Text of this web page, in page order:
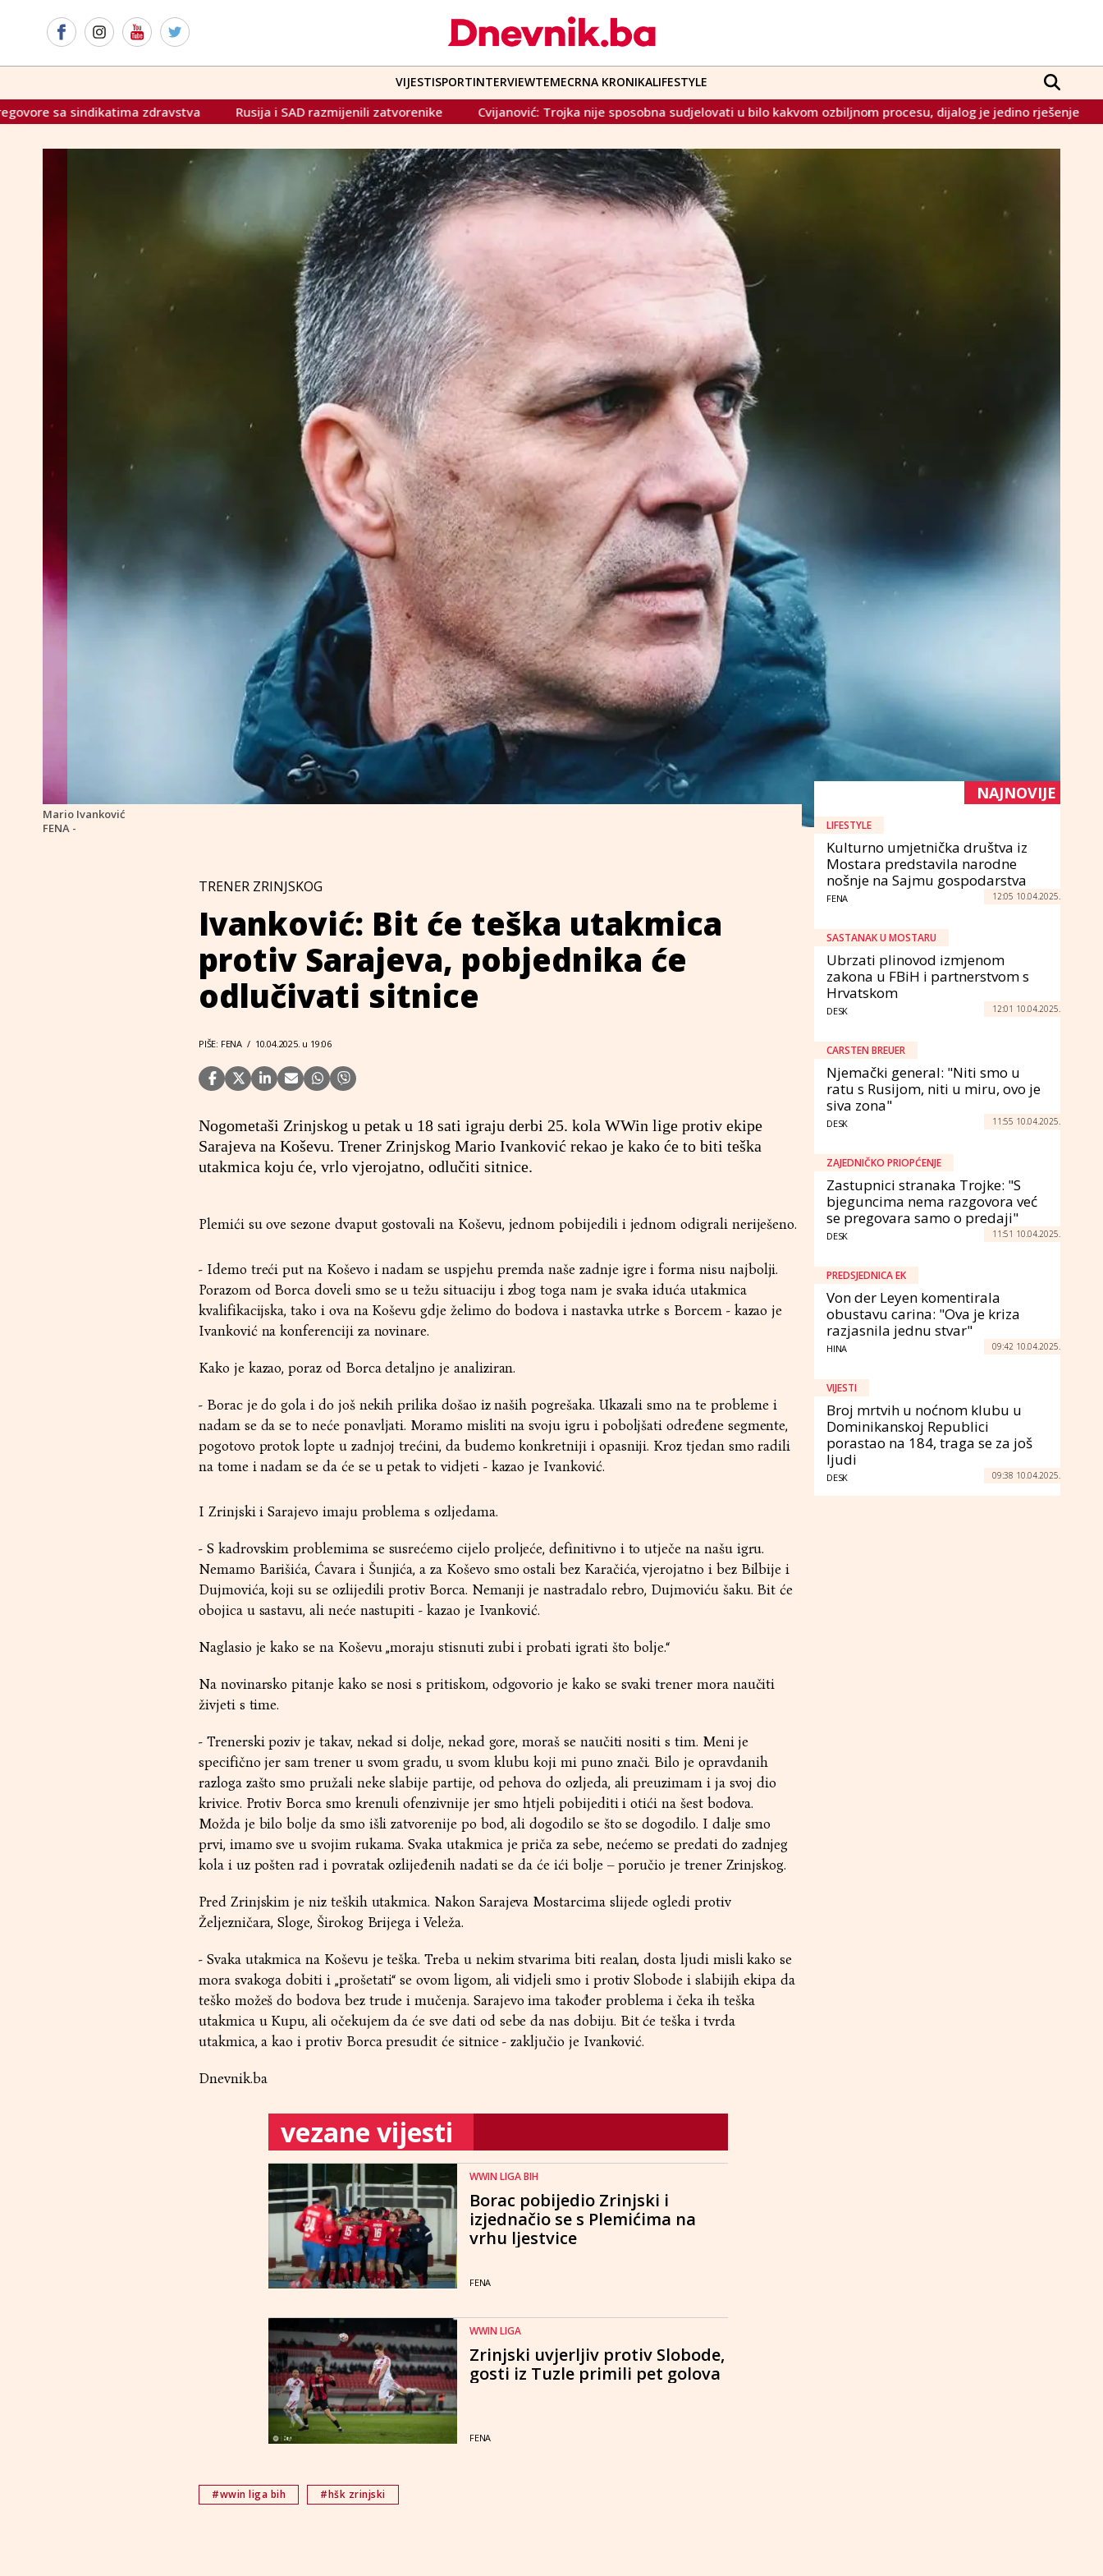
VIJESTISPORTINTERVIEWTEMECRNA KRONIKALIFESTYLE
Rusija i SAD razmijenili zatvorenike Cvijanović: Trojka nije sposobna sudjelovati u bilo kakvom ozbiljnom procesu, dijalog je jedino rješenje Vulin: Јedino rješenje
Mario Ivanković
FENA -
TRENER ZRINJSKOG
Ivanković: Bit će teška utakmica
protiv Sarajeva, pobjednika će
odlučivati sitnice
PIŠE: FENA / 10.04.2025. u 19:06
Nogometaši Zrinjskog u petak u 18 sati igraju derbi 25. kola WWin lige protiv ekipe
Sarajeva na Koševu. Trener Zrinjskog Mario Ivanković rekao je kako će to biti teška
utakmica koju će, vrlo vjerojatno, odlučiti sitnice.
Plemići su ove sezone dvaput gostovali na Koševu, jednom pobijedili i jednom odigrali neriješeno.
- Idemo treći put na Koševo i nadam se uspjehu premda naše zadnje igre i forma nisu najbolji.
Porazom od Borca doveli smo se u težu situaciju i zbog toga nam je svaka iduća utakmica
kvalifikacijska, tako i ova na Koševu gdje želimo do bodova i nastavka utrke s Borcem - kazao je
Ivanković na konferenciji za novinare.
Kako je kazao, poraz od Borca detaljno je analiziran.
- Borac je do gola i do još nekih prilika došao iz naših pogrešaka. Ukazali smo na te probleme i
nadam se da se to neće ponavljati. Moramo misliti na svoju igru i poboljšati određene segmente,
pogotovo protok lopte u zadnjoj trećini, da budemo konkretniji i opasniji. Kroz tjedan smo radili
na tome i nadam se da će se u petak to vidjeti - kazao je Ivanković.
I Zrinjski i Sarajevo imaju problema s ozljedama.
- S kadrovskim problemima se susrećemo cijelo proljeće, definitivno i to utječe na našu igru.
Nemamo Barišića, Ćavara i Šunjića, a za Koševo smo ostali bez Karačića, vjerojatno i bez Bilbije i
Dujmovića, koji su se ozlijedili protiv Borca. Nemanji je nastradalo rebro, Dujmoviću šaku. Bit će
obojica u sastavu, ali neće nastupiti - kazao je Ivanković.
Naglasio je kako se na Koševu „moraju stisnuti zubi i probati igrati što bolje.“
Na novinarsko pitanje kako se nosi s pritiskom, odgovorio je kako se svaki trener mora naučiti
živjeti s time.
- Trenerski poziv je takav, nekad si dolje, nekad gore, moraš se naučiti nositi s tim. Meni je
specifično jer sam trener u svom gradu, u svom klubu koji mi puno znači. Bilo je opravdanih
razloga zašto smo pružali neke slabije partije, od pehova do ozljeda, ali preuzimam i ja svoj dio
krivice. Protiv Borca smo krenuli ofenzivnije jer smo htjeli pobijediti i otići na šest bodova.
Možda je bilo bolje da smo išli zatvorenije po bod, ali dogodilo se što se dogodilo. I dalje smo
prvi, imamo sve u svojim rukama. Svaka utakmica je priča za sebe, nećemo se predati do zadnjeg
kola i uz pošten rad i povratak ozlijeđenih nadati se da će ići bolje – poručio je trener Zrinjskog.
Pred Zrinjskim je niz teških utakmica. Nakon Sarajeva Mostarcima slijede ogledi protiv
Željezničara, Sloge, Širokog Brijega i Veleža.
- Svaka utakmica na Koševu je teška. Treba u nekim stvarima biti realan, dosta ljudi misli kako se
mora svakoga dobiti i „prošetati“ se ovom ligom, ali vidjeli smo i protiv Slobode i slabijih ekipa da
teško možeš do bodova bez trude i mučenja. Sarajevo ima također problema i čeka ih teška
utakmica u Kupu, ali očekujem da će sve dati od sebe da nas dobiju. Bit će teška i tvrda
utakmica, a kao i protiv Borca presudit će sitnice - zaključio je Ivanković.
Dnevnik.ba
vezane vijesti
WWIN LIGA BIH
Borac pobijedio Zrinjski i
izjednačio se s Plemićima na
vrhu ljestvice
FENA
WWIN LIGA
Zrinjski uvjerljiv protiv Slobode,
gosti iz Tuzle primili pet golova
FENA
#wwin liga bih #hšk zrinjski
NAJNOVIJE
LIFESTYLE
Kulturno umjetnička društva iz
Mostara predstavila narodne
nošnje na Sajmu gospodarstva
FENA 12:05 10.04.2025.
SASTANAK U MOSTARU
Ubrzati plinovod izmjenom
zakona u FBiH i partnerstvom s
Hrvatskom
DESK 12:01 10.04.2025.
CARSTEN BREUER
Njemački general: "Niti smo u
ratu s Rusijom, niti u miru, ovo je
siva zona"
DESK 11:55 10.04.2025.
ZAJEDNIČKO PRIOPĆENJE
Zastupnici stranaka Trojke: "S
bjeguncima nema razgovora već
se pregovara samo o predaji"
DESK 11:51 10.04.2025.
PREDSJEDNICA EK
Von der Leyen komentirala
obustavu carina: "Ova je kriza
razjasnila jednu stvar"
HINA 09:42 10.04.2025.
VIJESTI
Broj mrtvih u noćnom klubu u
Dominikanskoj Republici
porastao na 184, traga se za još
ljudi
DESK 09:38 10.04.2025.